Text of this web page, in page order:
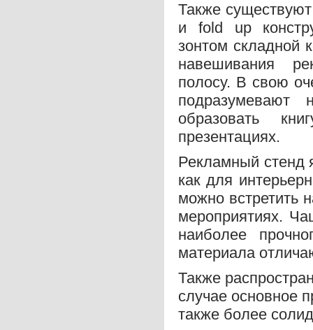
Также
и fold up
зонтом складной
навешивания
полосу. В свою
подразумевают
образовать
презентациях.
Рекламный стенд
как для
можно встретить
мероприятиях.
наиболее
материала
Также
случае основное
также более